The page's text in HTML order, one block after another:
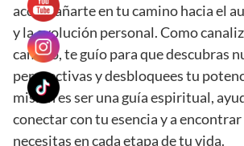
acompañarte en tu camino hacia el
y la evolución personal. Como
cambio, te guío para que descubras
perspectivas y desbloquees tu
misión es ser una guía espiritual,
conectar con tu esencia y a
necesitas en cada etapa de tu vida.